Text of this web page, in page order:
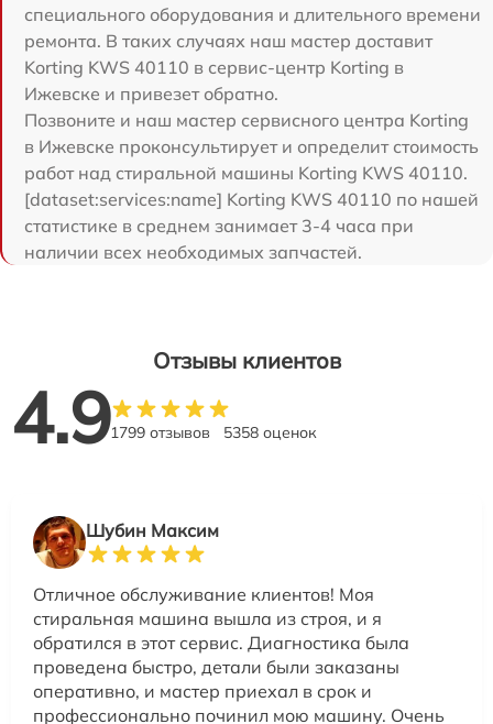
специального оборудования и длительного времени
ремонта. В таких случаях наш мастер доставит
Korting KWS 40110 в сервис-центр Korting в
Ижевске и привезет обратно.
Позвоните и наш мастер сервисного центра Korting
в Ижевске проконсультирует и определит стоимость
работ над стиральной машины Korting KWS 40110.
[dataset:services:name] Korting KWS 40110 по нашей
статистике в среднем занимает 3-4 часа при
наличии всех необходимых запчастей.
Отзывы клиентов
4.91799 отзывов 5358 оценок
Шубин Максим
Отличное обслуживание клиентов! Моя
стиральная машина вышла из строя, и я
обратился в этот сервис. Диагностика была
проведена быстро, детали были заказаны
оперативно, и мастер приехал в срок и
профессионально починил мою машину. Очень